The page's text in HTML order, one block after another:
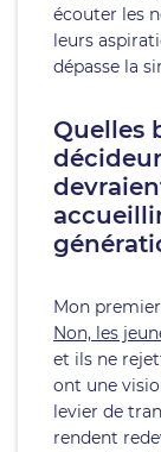
écouter les
leurs
dépasse la
Quelles
Mon
Non, les
et ils ne
ont une
levier de
rendent